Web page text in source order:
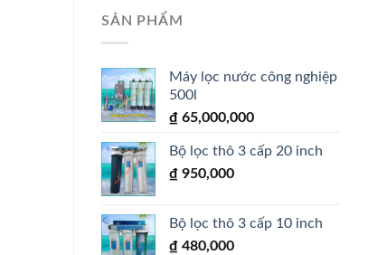
SẢN PHẨM
Máy lọc nước công nghiệp
500l
₫ 65,000,000
Bộ lọc thô 3 cấp 20 inch
₫ 950,000
Bộ lọc thô 3 cấp 10 inch
₫ 480,000